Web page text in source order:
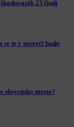
25 ljudi
je v nesreči hudo
mesto?